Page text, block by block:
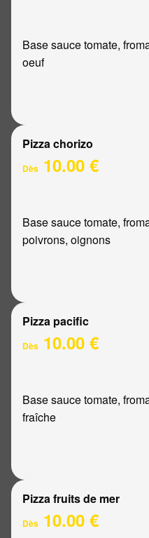
Base sauce tomate,
oeuf
Pizza chorizo
Dès 10.00 €
Base sauce tomate,
poivrons, oignons
Pizza pacific
Dès 10.00 €
Base sauce tomate,
fraîche
Pizza fruits de mer
Dès 10.00 €